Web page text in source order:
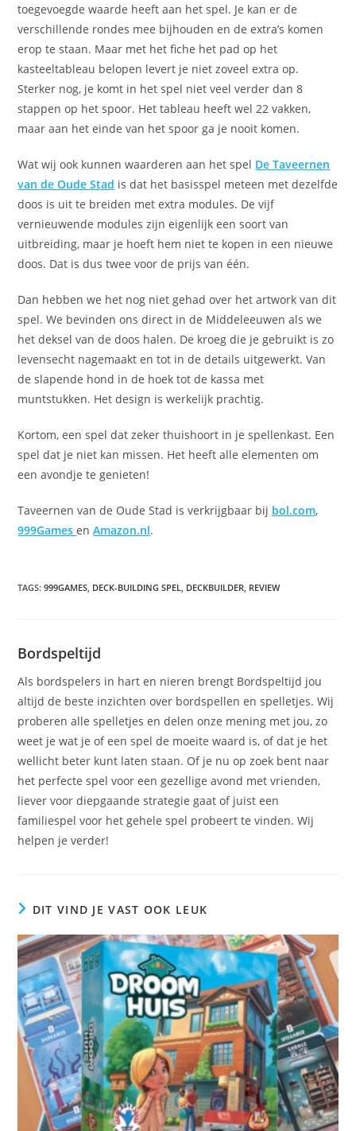
toegevoegde waarde heeft aan het spel. Je kan er de
verschillende rondes mee bijhouden en de extra’s komen
erop te staan. Maar met het fiche het pad op het
kasteeltableau belopen levert je niet zoveel extra op.
Sterker nog, je komt in het spel niet veel verder dan 8
stappen op het spoor. Het tableau heeft wel 22 vakken,
maar aan het einde van het spoor ga je nooit komen.
Wat wij ook kunnen waarderen aan het spel De Taveernen
van de Oude Stad is dat het basisspel meteen met dezelfde
doos is uit te breiden met extra modules. De vijf
vernieuwende modules zijn eigenlijk een soort van
uitbreiding, maar je hoeft hem niet te kopen in een nieuwe
doos. Dat is dus twee voor de prijs van één.
Dan hebben we het nog niet gehad over het artwork van dit
spel. We bevinden ons direct in de Middeleeuwen als we
het deksel van de doos halen. De kroeg die je gebruikt is zo
levensecht nagemaakt en tot in de details uitgewerkt. Van
de slapende hond in de hoek tot de kassa met
muntstukken. Het design is werkelijk prachtig.
Kortom, een spel dat zeker thuishoort in je spellenkast. Een
spel dat je niet kan missen. Het heeft alle elementen om
een avondje te genieten!
Taveernen van de Oude Stad is verkrijgbaar bij bol.com,
999GamesenAmazon.nl.
TAGS:999GAMES, DECK-BUILDING SPEL, DECKBUILDER, REVIEW
Bordspeltijd
Als bordspelers in hart en nieren brengt Bordspeltijd jou
altijd de beste inzichten over bordspellen en spelletjes. Wij
proberen alle spelletjes en delen onze mening met jou, zo
weet je wat je of een spel de moeite waard is, of dat je het
wellicht beter kunt laten staan. Of je nu op zoek bent naar
het perfecte spel voor een gezellige avond met vrienden,
liever voor diepgaande strategie gaat of juist een
familiespel voor het gehele spel probeert te vinden. Wij
helpen je verder!
DIT VIND JE VAST OOK LEUK